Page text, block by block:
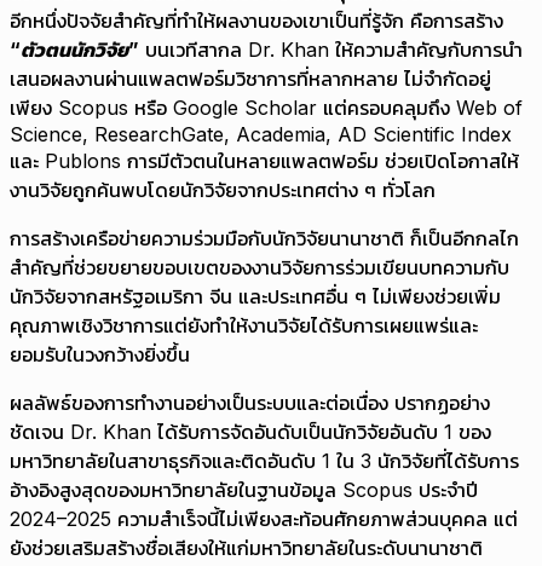
อีกหนึ่งปัจจัยสำคัญที่ทำให้ผลงานของเขาเป็นที่รู้จัก คือการสร้าง
“ตัวตนนักวิจัย” บนเวทีสากล Dr. Khan ให้ความสำคัญกับการนำ
เสนอผลงานผ่านแพลตฟอร์มวิชาการที่หลากหลาย ไม่จำกัดอยู่
เพียง Scopus หรือ Google Scholar แต่ครอบคลุมถึง Web of
Science, ResearchGate, Academia, AD Scientific Index
และ Publons การมีตัวตนในหลายแพลตฟอร์ม ช่วยเปิดโอกาสให้
งานวิจัยถูกค้นพบโดยนักวิจัยจากประเทศต่าง ๆ ทั่วโลก
การสร้างเครือข่ายความร่วมมือกับนักวิจัยนานาชาติ ก็เป็นอีกกลไก
สำคัญที่ช่วยขยายขอบเขตของงานวิจัยการร่วมเขียนบทความกับ
นักวิจัยจากสหรัฐอเมริกา จีน และประเทศอื่น ๆ ไม่เพียงช่วยเพิ่ม
คุณภาพเชิงวิชาการแต่ยังทำให้งานวิจัยได้รับการเผยแพร่และ
ยอมรับในวงกว้างยิ่งขึ้น
ผลลัพธ์ของการทำงานอย่างเป็นระบบและต่อเนื่อง ปรากฏอย่าง
ชัดเจน Dr. Khan ได้รับการจัดอันดับเป็นนักวิจัยอันดับ 1 ของ
มหาวิทยาลัยในสาขาธุรกิจและติดอันดับ 1 ใน 3 นักวิจัยที่ได้รับการ
อ้างอิงสูงสุดของมหาวิทยาลัยในฐานข้อมูล Scopus ประจำปี
2024–2025 ความสำเร็จนี้ไม่เพียงสะท้อนศักยภาพส่วนบุคคล แต่
ยังช่วยเสริมสร้างชื่อเสียงให้แก่มหาวิทยาลัยในระดับนานาชาติ